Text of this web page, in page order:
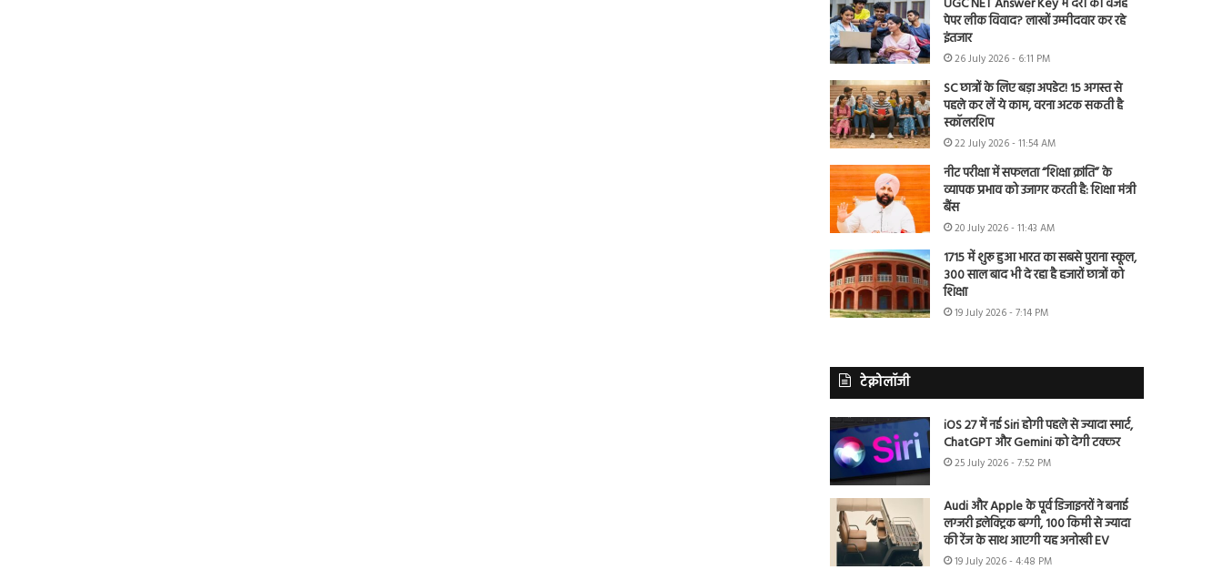
UGC NET Answer Key में देरी की वजह
पेपर लीक विवाद? लाखों उम्मीदवार कर रहे
इंतजार
26 July 2026 - 6:11 PM
SC छात्रों के लिए बड़ा अपडेट! 15 अगस्त से
पहले कर लें ये काम, वरना अटक सकती है
स्कॉलरशिप
22 July 2026 - 11:54 AM
नीट परीक्षा में सफलता “शिक्षा क्रांति” के
व्यापक प्रभाव को उजागर करती है: शिक्षा मंत्री
बैंस
20 July 2026 - 11:43 AM
1715 में शुरू हुआ भारत का सबसे पुराना स्कूल,
300 साल बाद भी दे रहा है हजारों छात्रों को
शिक्षा
19 July 2026 - 7:14 PM
टेक्नोलॉजी
iOS 27 में नई Siri होगी पहले से ज्यादा स्मार्ट,
ChatGPT और Gemini को देगी टक्कर
25 July 2026 - 7:52 PM
Audi और Apple के पूर्व डिजाइनरों ने बनाई
लग्जरी इलेक्ट्रिक बग्गी, 100 किमी से ज्यादा
की रेंज के साथ आएगी यह अनोखी EV
19 July 2026 - 4:48 PM